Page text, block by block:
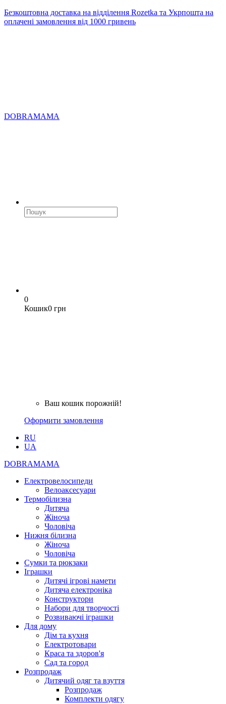
Безкоштовна доставка на відділення Rozetka та Укрпошта на
оплачені замовлення від 1000 гривень
DOBRAMAMA
0
Кошик0 грн
Ваш кошик порожній!
Оформити замовлення
RU
UA
DOBRAMAMA
Електровелосипеди
Велоаксесуари
Термобілизна
Дитяча
Жіноча
Чоловіча
Нижня білизна
Жіноча
Чоловіча
Сумки та рюкзаки
Іграшки
Дитячі ігрові намети
Дитяча електроніка
Конструктори
Набори для творчості
Розвиваючі іграшки
Для дому
Дім та кухня
Електротовари
Краса та здоров'я
Сад та город
Розпродаж
Дитячий одяг та взуття
Розпродаж
Комплекти одягу